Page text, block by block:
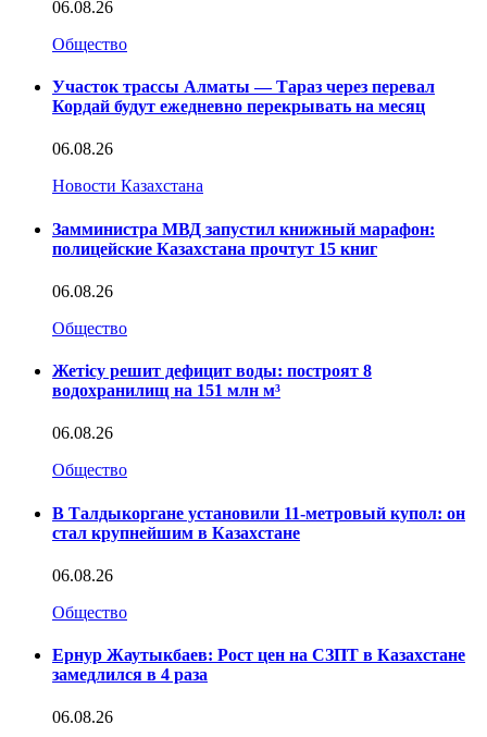
06.08.26
Общество
Участок трассы Алматы — Тараз через перевал
Кордай будут ежедневно перекрывать на месяц
06.08.26
Новости Казахстана
Замминистра МВД запустил книжный марафон:
полицейские Казахстана прочтут 15 книг
06.08.26
Общество
Жетісу решит дефицит воды: построят 8
водохранилищ на 151 млн м³
06.08.26
Общество
В Талдыкоргане установили 11-метровый купол: он
стал крупнейшим в Казахстане
06.08.26
Общество
Ернур Жаутыкбаев: Рост цен на СЗПТ в Казахстане
замедлился в 4 раза
06.08.26